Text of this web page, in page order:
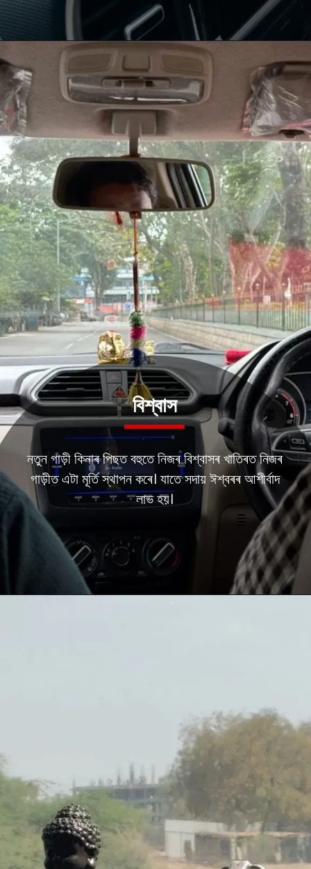
নতুন গাড়ী কিনাৰ পিছত বহুতে নিজৰ বিশ্বাসৰ খাতিৰত নিজৰ
গাড়ীত এটা মূৰ্তি স্থাপন কৰে। যাতে সদায় ঈশ্বৰৰ আশীৰ্বাদ
লাভ হয়।
বিশ্বাস